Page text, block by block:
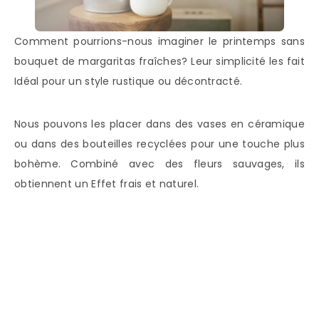
Comment pourrions-nous imaginer le printemps sans
bouquet de margaritas fraîches? Leur simplicité les fait
Idéal pour un style rustique ou décontracté.
Nous pouvons les placer dans des vases en céramique
ou dans des bouteilles recyclées pour une touche plus
bohème. Combiné avec des fleurs sauvages, ils
obtiennent un Effet frais et naturel.